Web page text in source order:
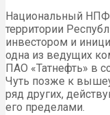
Национальный НПФ
территории
инвестором и
одна из ведущих
ПАО «Татнефть» в
Чуть позже к
ряд других,
его пределами.